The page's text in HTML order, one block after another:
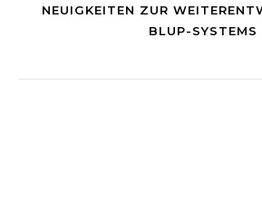
NEUIGKEITEN ZUR
BLUP-SYSTEMS